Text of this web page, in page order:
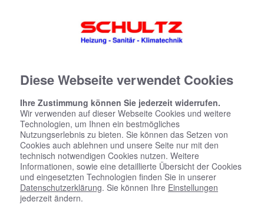
info@schultz-heizung.de
Diese Webseite verwendet Cookies
Ihre Zustimmung können Sie jederzeit widerrufen.
Wir verwenden auf dieser Webseite Cookies und weitere
Technologien, um Ihnen ein bestmögliches
Nutzungserlebnis zu bieten. Sie können das Setzen von
Cookies auch ablehnen und unsere Seite nur mit den
technisch notwendigen Cookies nutzen. Weitere
Informationen, sowie eine detaillierte Übersicht der Cookies
und eingesetzten Technologien finden Sie in unserer
Datenschutzerklärung. Sie können Ihre Einstellungen
jederzeit ändern.